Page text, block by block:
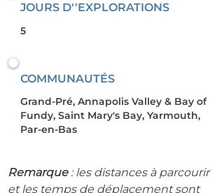
JOURS D''EXPLORATIONS
5
COMMUNAUTÉS
Grand-Pré, Annapolis Valley & Bay of
Fundy, Saint Mary's Bay, Yarmouth,
Par-en-Bas
Remarque : les distances à parcourir
et les temps de déplacement sont